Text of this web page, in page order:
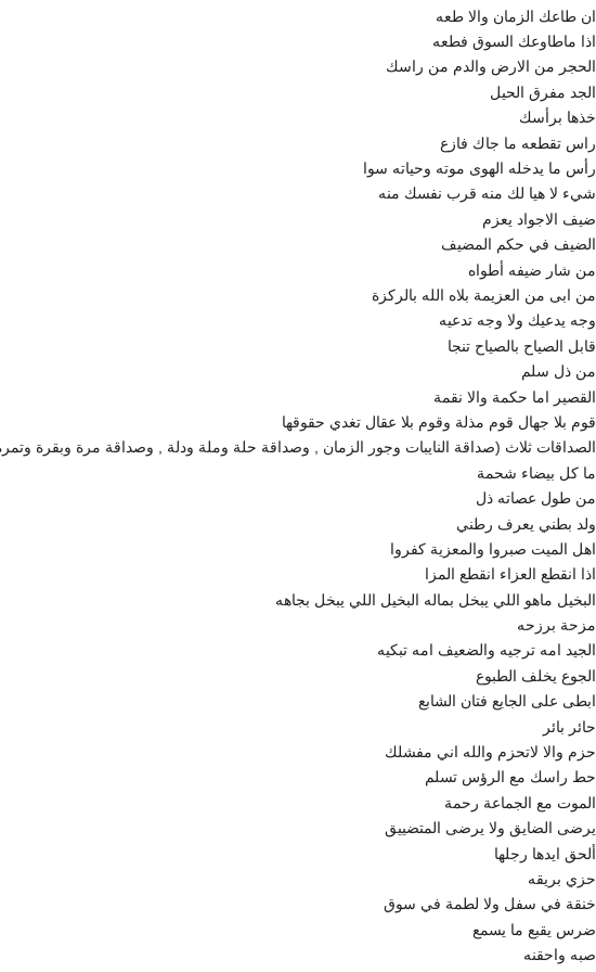
ان طاعك الزمان والا طعه
اذا ماطاوعك السوق فطعه
الحجر من الارض والدم من راسك
الجد مفرق الحيل
خذها برأسك
راس تقطعه ما جاك فازع
رأس ما يدخله الهوى موته وحياته سوا
شيء لا هيا لك منه قرب نفسك منه
ضيف الاجواد يعزم
الضيف في حكم المضيف
من شار ضيفه أطواه
من ابى من العزيمة بلاه الله بالركزة
وجه يدعيك ولا وجه تدعيه
قابل الصياح بالصياح تنجا
من ذل سلم
القصير اما حكمة والا نقمة
قوم بلا جهال قوم مذلة وقوم بلا عقال تغدي حقوقها
الصداقات ثلاث (صداقة النايبات وجور الزمان , وصداقة حلة وملة ودلة , وصداقة مرة وبقرة
ما كل بيضاء شحمة
من طول عصاته ذل
ولد بطني يعرف رطني
اهل الميت صبروا والمعزية كفروا
اذا انقطع العزاء انقطع المزا
البخيل ماهو اللي يبخل بماله البخيل اللي يبخل بجاهه
مزحة برزحه
الجيد امه ترجيه والضعيف امه تبكيه
الجوع يخلف الطبوع
ابطى على الجايع فتان الشابع
حائر بائر
حزم والا لاتحزم والله اني مفشلك
حط راسك مع الرؤس تسلم
الموت مع الجماعة رحمة
يرضى الضايق ولا يرضى المتضييق
ألحق ايدها رجلها
حزي بريقه
خنقة في سفل ولا لطمة في سوق
ضرس يقبع ما يسمع
صبه واحقنه